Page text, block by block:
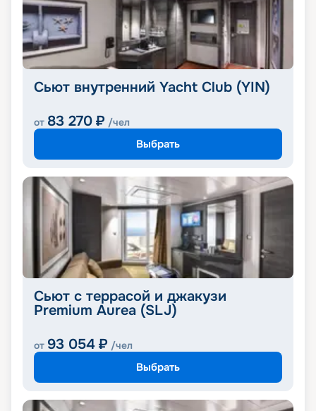
Сьют внутренний Yacht Club (YIN)
от 83 270 ₽ /чел
Выбрать
Сьют с террасой и джакузи
Premium Aurea (SLJ)
от 93 054 ₽ /чел
Выбрать